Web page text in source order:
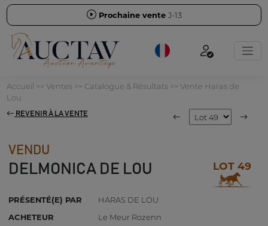
Prochaine vente J-13
Accueil >> Ventes>> Catalogue & Résultats>> Vente Haras de
Lou
REVENIR À LA VENTE
VENDU
DELMONICA DE LOU LOT 49
PRÉSENTÉ(E) PAR
HARAS DE LOU
ACHETEUR
Le Meur Rozenn